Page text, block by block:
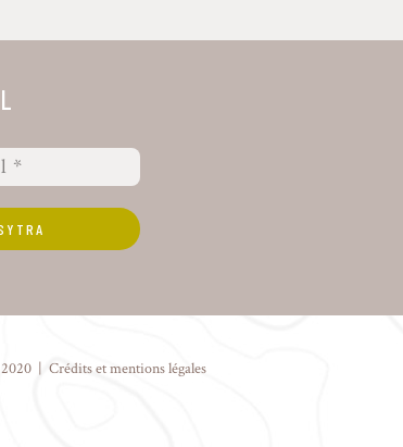
| Crédits et mentions légales